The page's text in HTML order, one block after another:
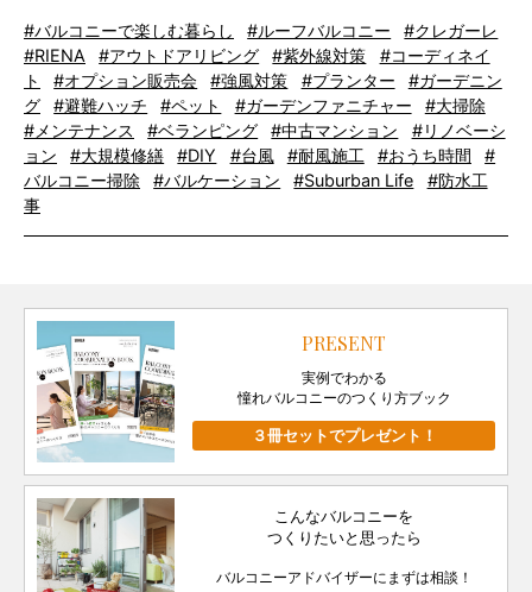
#バルコニーで楽しむ暮らし #ルーフバルコニー
#クレガーレ
#RIENA
#アウトドアリビング #紫外線対策
#コーディネイ
ト
#オプション販売会 #強風対策 #プランター
#ガーデニン
グ
#避難ハッチ #ペット #ガーデンファニチャー
#大掃除
#メンテナンス
#ベランピング #中古マンション
#リノベーシ
ョン
#大規模修繕 #DIY #台風 #耐風施工 #おうち時間
#
バルコニー掃除
#バルケーション #Suburban Life
#防水工
事
PRESENT
実例でわかる
憧れバルコニーのつくり方ブック
３冊セットでプレゼント！
こんなバルコニーを
つくりたいと思ったら
バルコニーアドバイザーにまずは相談！